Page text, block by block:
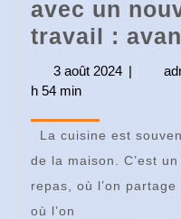
avec un
travail :
3 août 2024 3|
h 54 min
La cuisine est
de la maison. C’est
repas, où l’on
où l’on